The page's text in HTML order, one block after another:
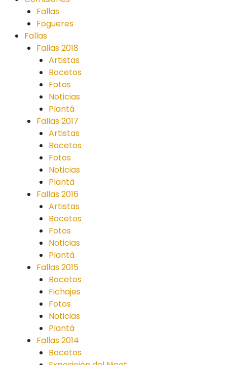
Fallas
Fogueres
Fallas
Fallas 2018
Artistas
Bocetos
Fotos
Noticias
Plantá
Fallas 2017
Artistas
Bocetos
Fotos
Noticias
Plantà
Fallas 2016
Artistas
Bocetos
Fotos
Noticias
Plantà
Fallas 2015
Bocetos
Fichajes
Fotos
Noticias
Plantà
Fallas 2014
Bocetos